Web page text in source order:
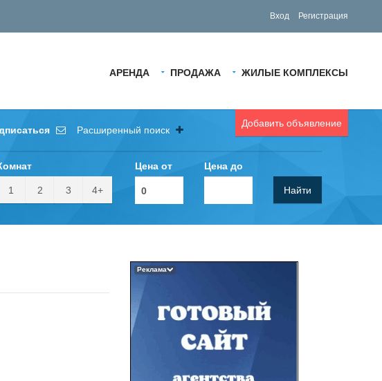
Вход Регистрация
АРЕНДА ПРОДАЖА ЖИЛЫЕ КОМПЛЕКСЫ
Добавить объявление
Расширенный поиск
1 2 3 4+
Цена от Цена до
Найти
Реклама